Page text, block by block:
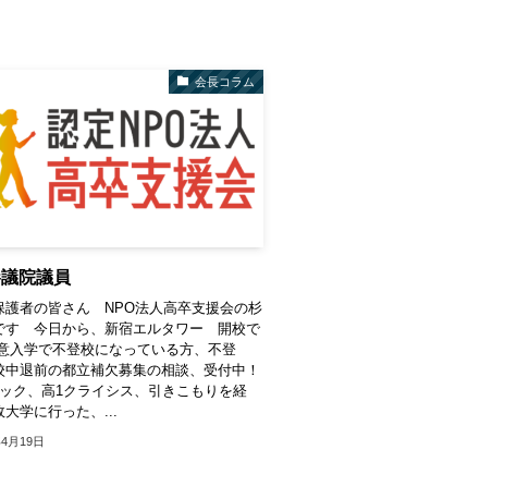
会長コラム
院議員
護者の皆さん NPO法人高卒支援会の杉
す 今日から、新宿エルタワー 開校で
入学で不登校になっている方、不登
中退前の都立補欠募集の相談、受付中！
ク、高1クライシス、引きこもりを経
大学に行った、...
月19日